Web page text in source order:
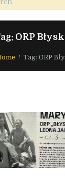
ORP
Tag: ORP